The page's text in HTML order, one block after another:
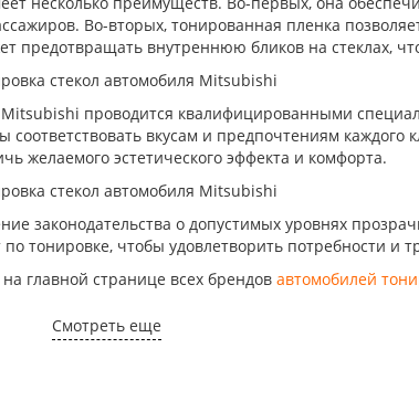
Во-вторых, тонированная пленка
предотвращать внутреннюю бликов на стеклах,
проводится квалифицированными
вкусам и предпочтениям каждого
желаемого эстетического эффекта и комфорта.
законодательства о допустимых уровнях
тонировке, чтобы удовлетворить потребности и
главной странице всех брендов автомобилей
Смотреть еще